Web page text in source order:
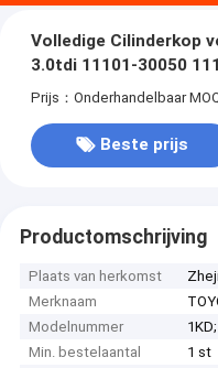
Volledige Cilinderkop
3.0tdi 11101-30050
Prijs：Onderhandelbaar
Beste prijs
Productomschrijving
Plaats van herkomst
Merknaam
Modelnummer
Min. bestelaantal
1 st